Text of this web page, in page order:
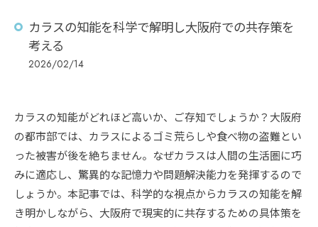
カラスの知能を科学で解明し大阪府での共存策を
考える
2026/02/14
カラスの知能がどれほど高いか、ご存知でしょうか？大阪府
の都市部では、カラスによるゴミ荒らしや食べ物の盗難とい
った被害が後を絶ちません。なぜカラスは人間の生活圏に巧
みに適応し、驚異的な記憶力や問題解決能力を発揮するので
しょうか。本記事では、科学的な視点からカラスの知能を解
き明かしながら、大阪府で現実的に共存するための具体策を